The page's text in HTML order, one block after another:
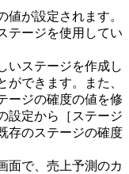
が設定されます。
テージを使用してい
いステージを作成し
できます。また、
ージの確度の値を修
設定から［ステージ
存のステージの確度
面で、売上予測のカ